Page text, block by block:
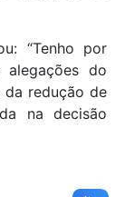
“Tenho por
alegações do
redução de
na decisão